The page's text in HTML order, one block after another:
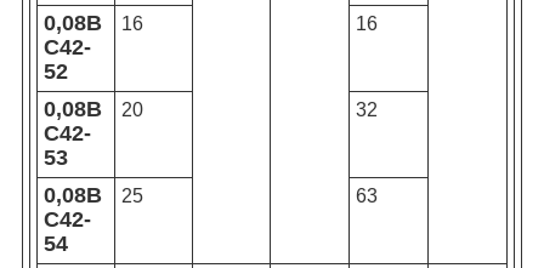
0,08В
С42-
52
16 16
0,08В
С42-
53
20 32
0,08В
С42-
54
25 63